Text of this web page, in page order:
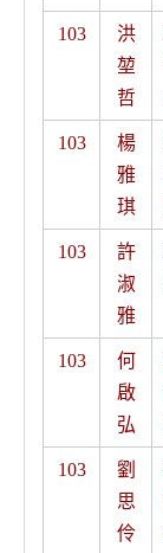
103
洪
堃
哲
103
楊
雅
琪
103
許
淑
雅
103
何
啟
弘
103
劉
思
伶